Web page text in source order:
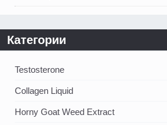
Категории
Testosterone
Collagen Liquid
Horny Goat Weed Extract